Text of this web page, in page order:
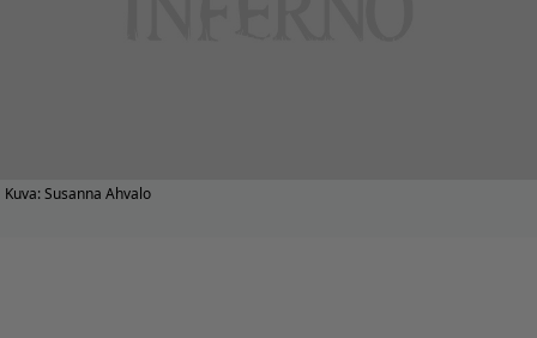
Kuva: Susanna Ahvalo